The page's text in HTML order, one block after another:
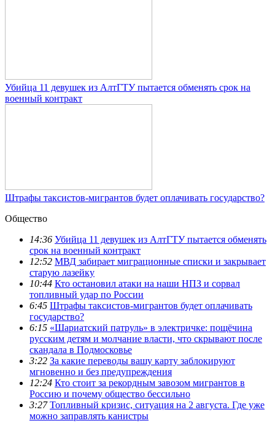
Убийца 11 девушек из АлтГТУ пытается обменять срок на
военный контракт
Штрафы таксистов-мигрантов будет оплачивать государство?
Общество
14:36 Убийца 11 девушек из АлтГТУ пытается обменять
срок на военный контракт
12:52 МВД забирает миграционные списки и закрывает
старую лазейку
10:44 Кто остановил атаки на наши НПЗ и сорвал
топливный удар по России
6:45 Штрафы таксистов-мигрантов будет оплачивать
государство?
6:15 «Шариатский патруль» в электричке: пощёчина
русским детям и молчание власти, что скрывают после
скандала в Подмосковье
3:22 За какие переводы вашу карту заблокируют
мгновенно и без предупреждения
12:24 Кто стоит за рекордным завозом мигрантов в
Россию и почему общество бессильно
3:27 Топливный кризис, ситуация на 2 августа. Где уже
можно заправлять канистры